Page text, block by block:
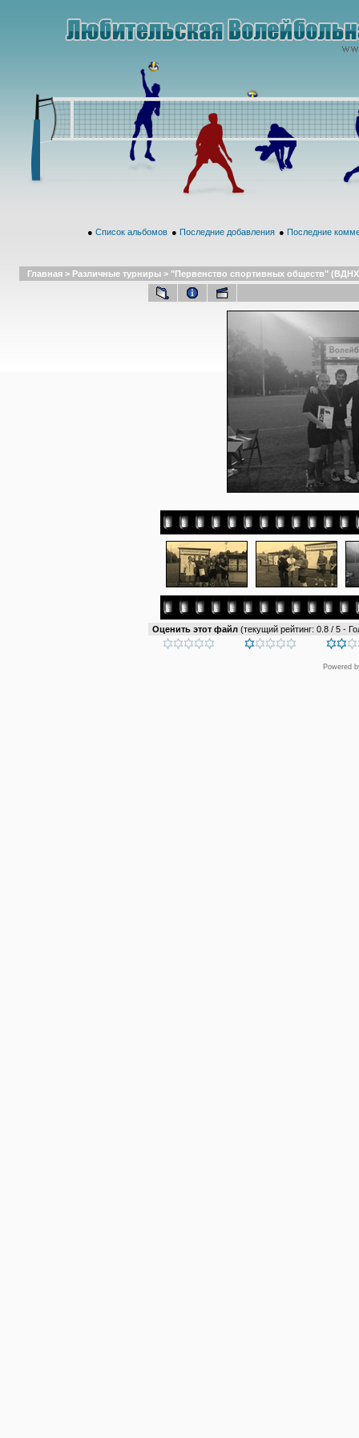
● Список альбомов ● Последние добавления ● Последние
Главная > Различные турниры > "Первенство спортивных обществ"
Оценить этот файл (текущий рейтинг: 0.8 / 5 -
Powered